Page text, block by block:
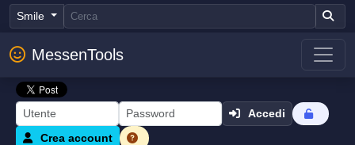
Smile
MessenTools
Accedi
Crea account